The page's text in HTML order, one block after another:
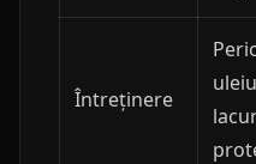
Întreținere